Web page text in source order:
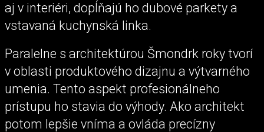
aj v interiéri, dopĺňajú ho dubové parkety a
vstavaná kuchynská linka.
Paralelne s architektúrou Šmondrk roky tvorí
v oblasti produktového dizajnu a výtvarného
umenia. Tento aspekt profesionálneho
prístupu ho stavia do výhody. Ako architekt
potom lepšie vníma a ovláda precízny